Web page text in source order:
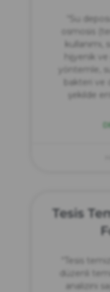
“Su
osmosis
kullanımı,
hijyenik
yöntemle,
bakteri ve
şekilde
Tesis
“Tesis
düzenli
analizini